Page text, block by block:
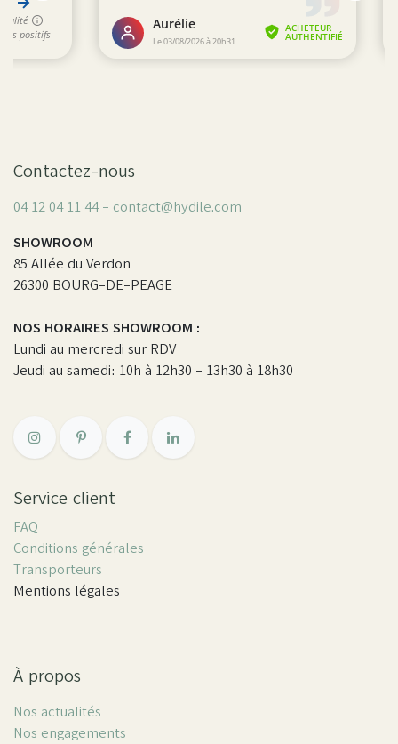
Contactez-nous
04 12 04 11 44 - contact@hydile.com
SHOWROOM
85 Allée du Verdon
26300 BOURG-DE-PEAGE
NOS HORAIRES SHOWROOM :
Lundi au mercredi sur RDV
Jeudi au samedi: 10h à 12h30 - 13h30 à 18h30
Service client
FAQ
Conditions générales
Transporteurs
Mentions légales
À propos
Nos actualités
Nos engagements